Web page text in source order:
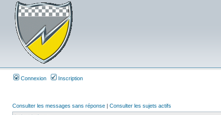
Connexion Inscription
Consulter les messages sans réponse | Consulter les sujets actifs